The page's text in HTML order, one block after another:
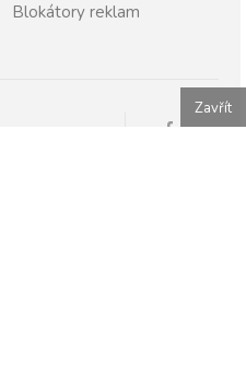
Blokátory reklam
Zavřít